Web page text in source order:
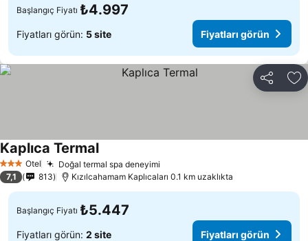
Başlangıç Fiyatı ₺4.997
Fiyatları görün: 5 site Fiyatları görün
Paylaş
3 YıldızOtel Doğal termal spa deneyimi
Kaplıca Termal
7,1 813 Kızılcahamam Kaplıcaları 0.1 km uzaklıkta
Başlangıç Fiyatı ₺5.447
Fiyatları görün: 2 site Fiyatları görün